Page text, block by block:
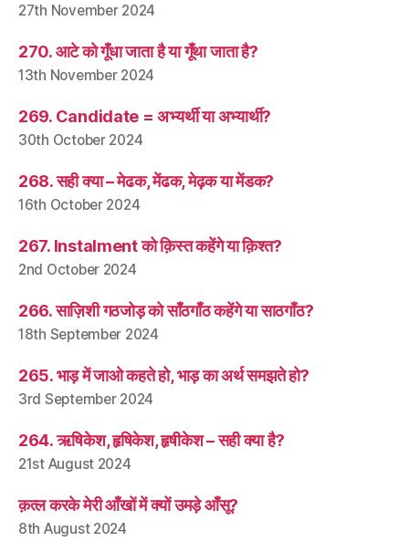
27th November 2024
270. आटे को गूँधा जाता है या गूँथा जाता है?
13th November 2024
269. Candidate = अभ्यर्थी या अभ्यार्थी?
30th October 2024
268. सही क्या – मेढक, मेंढक, मेढ़क या मेंडक?
16th October 2024
267. Instalment को क़िस्त कहेंगे या क़िश्त?
2nd October 2024
266. साज़िशी गठजोड़ को साँठगाँठ कहेंगे या साठगाँठ?
18th September 2024
265. भाड़ में जाओ कहते हो, भाड़ का अर्थ समझते हो?
3rd September 2024
264. ऋषिकेश, हृषिकेश, हृषीकेश – सही क्या है?
21st August 2024
क़त्ल करके मेरी आँखों में क्यों उमड़े आँसू?
8th August 2024